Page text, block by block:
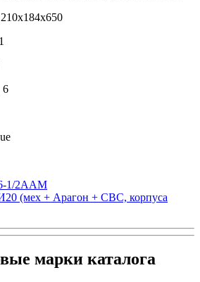
6
1/2AAM
(мех + Арагон + СВС, корпуса
марки каталога